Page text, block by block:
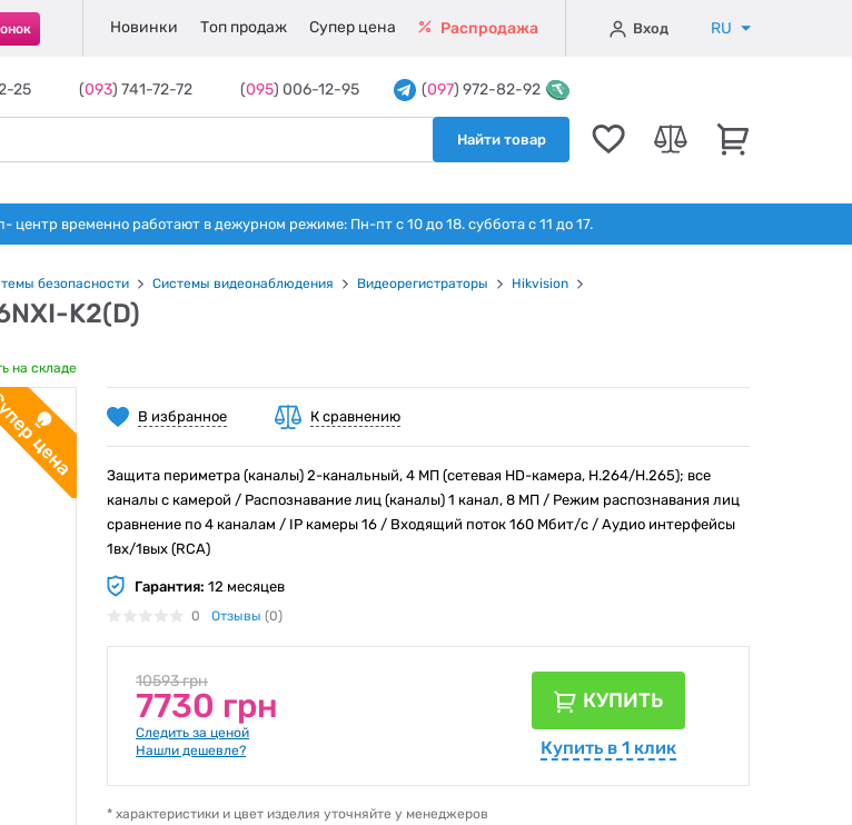
Новинки Топ продаж Супер цена Распродажа Вход RU
25 (093) 741-72-72 (095) 006-12-95 (097) 972-82-92
Найти товар
центр временно работают в дежурном режиме: Пн-пт с 10 до 18. суббота с 11 до 17.
безопасности Системы видеонаблюдения Видеорегистраторы Hikvision
K2(D)
на складе
В избранное К сравнению
Защита периметра (каналы) 2-канальный, 4 МП (сетевая HD-камера, H.264/H.265); все
каналы с камерой / Распознавание лиц (каналы) 1 канал, 8 МП / Режим распознавания лиц
сравнение по 4 каналам / IP камеры 16 / Входящий поток 160 Мбит/с / Аудио интерфейсы
1вх/1вых (RCA)
Гарантия: 12 месяцев
0 Отзывы (0)
10593 грн
7730 грн
Следить за ценой
Нашли дешевле?
КУПИТЬ
Купить в 1 клик
* характеристики и цвет изделия уточняйте у менеджеров